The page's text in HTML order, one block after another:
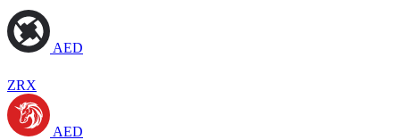
AED
ZRX
AED